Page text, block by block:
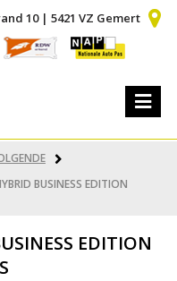
10 | 5421 VZ Gemert
BUSINESS EDITION
EDITION